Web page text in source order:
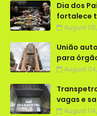
Dia dos
fortalece
August
União
para
August
vagas e
August